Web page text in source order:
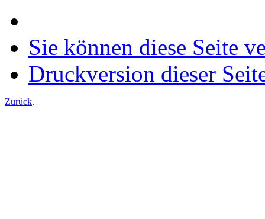
Sie können diese Seite
Druckversion dieser
Zurück.